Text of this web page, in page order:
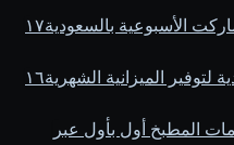
الأسبوعية بالسعودية١٧
لتوفير الميزانية الشهرية١٦
المطبخ أول بأول عبر